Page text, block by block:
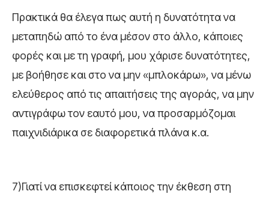
Πρακτικά θα έλεγα πως αυτή η δυνατότητα να
μεταπηδώ από το ένα μέσον στο άλλο, κάποιες
φορές και με τη γραφή, μου χάρισε δυνατότητες,
με βοήθησε και στο να μην «μπλοκάρω», να μένω
ελεύθερος από τις απαιτήσεις της αγοράς, να μην
αντιγράφω τον εαυτό μου, να προσαρμόζομαι
παιχνιδιάρικα σε διαφορετικά πλάνα κ.α.
7)Γιατί να επισκεφτεί κάποιος την έκθεση στη